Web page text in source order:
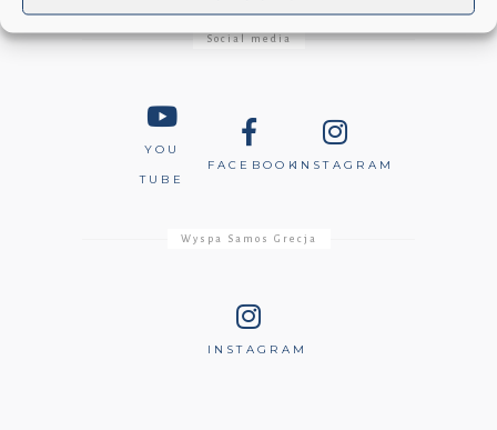
Social media
YOU
TUBE
FACEBOOKINSTAGRAM
Wyspa Samos Grecja
INSTAGRAM